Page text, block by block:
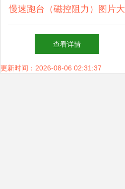
慢速跑台（磁控阻力）图片大
全 常州康达医疗康复设备解
析
查看详情
更新时间：2026-08-06 02:31:37